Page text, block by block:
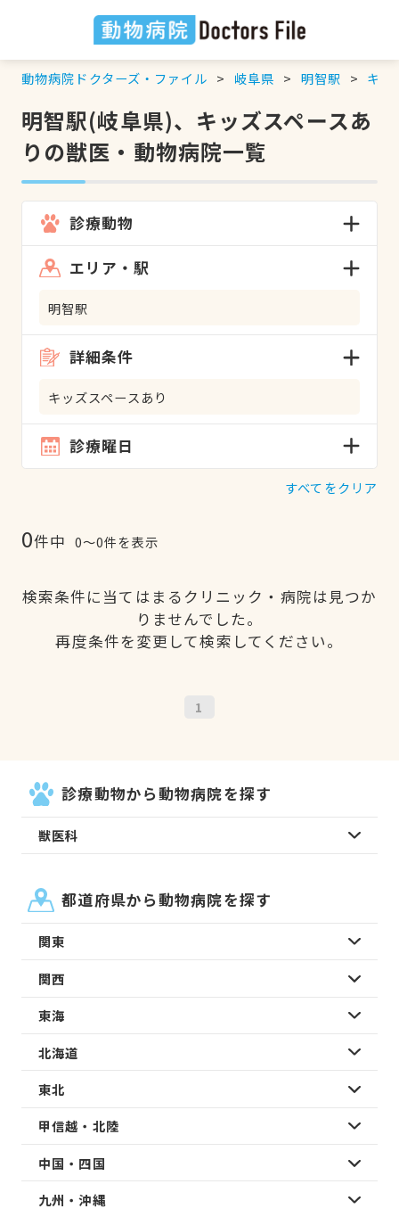
動物病院ドクターズ・ファイル 岐阜県 明智駅 キッ
明智駅(岐阜県)、キッズスペースあ
りの獣医・動物病院一覧
診療動物
エリア・駅
明智駅
詳細条件
キッズスペースあり
診療曜日
すべてをクリア
0件中 0〜0件を表示
検索条件に当てはまるクリニック・病院は見つか
りませんでした。
再度条件を変更して検索してください。
1
診療動物から動物病院を探す
獣医科
都道府県から動物病院を探す
関東
関西
東海
北海道
東北
甲信越・北陸
中国・四国
九州・沖縄